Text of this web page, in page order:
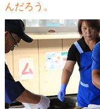
んだろう。